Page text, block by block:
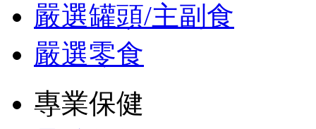
嚴選罐頭/主副食
嚴選零食
專業保健